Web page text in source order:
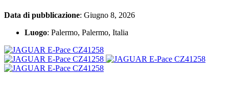
Data di pubblicazione: Giugno 8, 2026
Luogo: Palermo, Palermo, Italia